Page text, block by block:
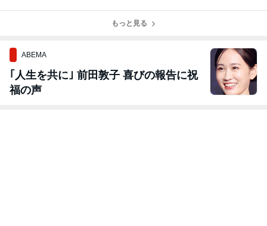
もっと見る
ABEMA
｢人生を共に｣ 前田敦子 喜びの報告に祝
福の声